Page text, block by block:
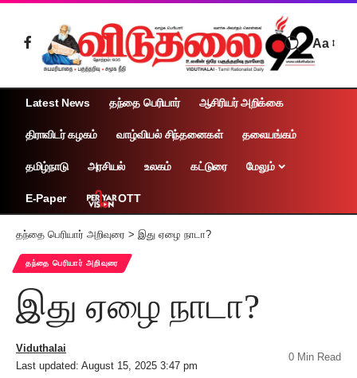
Aa
Latest News தந்தை பெரியார் ஆசிரியர் அறிக்கை
திராவிடர் கழகம் வாழ்வியல் சிந்தனைகள் தலையங்கம்
தமிழ்நாடு அரசியல் உலகம் கட்டுரை மேலும்
E-Paper OTT
தந்தை பெரியார் அறிவுரை > இது ஏழை நாடா?
தந்தை பெரியார் அறிவுரை
இது ஏழை நாடா?
Last updated: August 15, 2025 3:47 pm
Viduthalai
0 Min Read